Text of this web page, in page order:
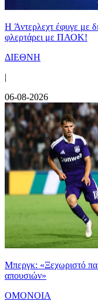
H Άντερλεχτ έφυγε με
φλερτάρει με ΠΑΟΚ!
ΔΙΕΘΝΗ
|
06-08-2026
Μπεργκ: «Ξεχωριστό
απουσιών»
ΟΜΟΝΟΙΑ